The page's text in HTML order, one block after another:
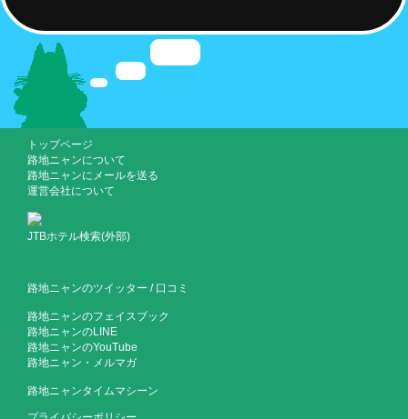
トップページ
路地ニャンについて
路地ニャンにメールを送る
運営会社について
JTBホテル検索(外部)
路地ニャンのツイッター / 口コミ
路地ニャンのフェイスブック
路地ニャンのLINE
路地ニャンのYouTube
路地ニャン・メルマガ
路地ニャンタイムマシーン